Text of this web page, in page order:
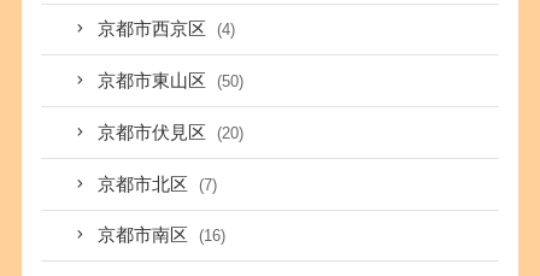
京都市西京区 (4)
京都市東山区 (50)
京都市伏見区 (20)
京都市北区 (7)
京都市南区 (16)